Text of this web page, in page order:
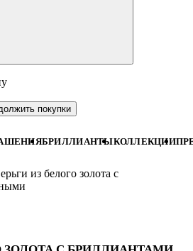
покупки
БРИЛЛИАНТЫКОЛЛЕКЦИИ
из белого золота с